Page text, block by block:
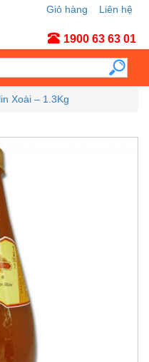
Liên hệ
Giỏ hàng
1900 63 63 01
Xoài – 1.3Kg